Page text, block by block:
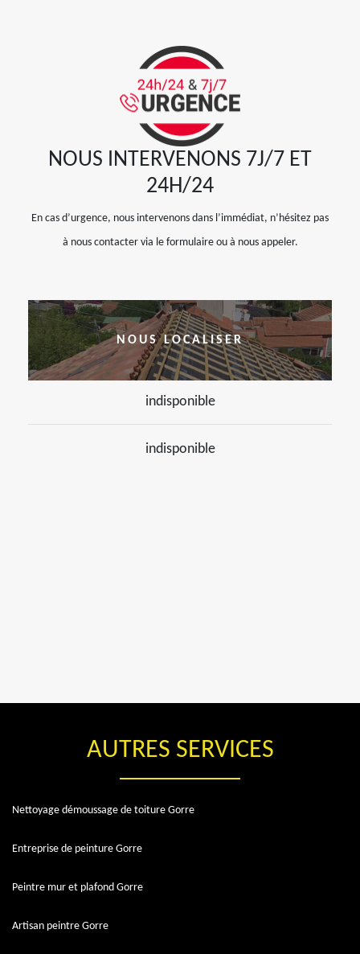
NOUS INTERVENONS 7J/7 ET
24H/24
En cas d’urgence, nous intervenons dans l’immédiat, n’hésitez pas
à nous contacter via le formulaire ou à nous appeler.
NOUS LOCALISER
indisponible
indisponible
AUTRES SERVICES
Nettoyage démoussage de toiture Gorre
Entreprise de peinture Gorre
Peintre mur et plafond Gorre
Artisan peintre Gorre